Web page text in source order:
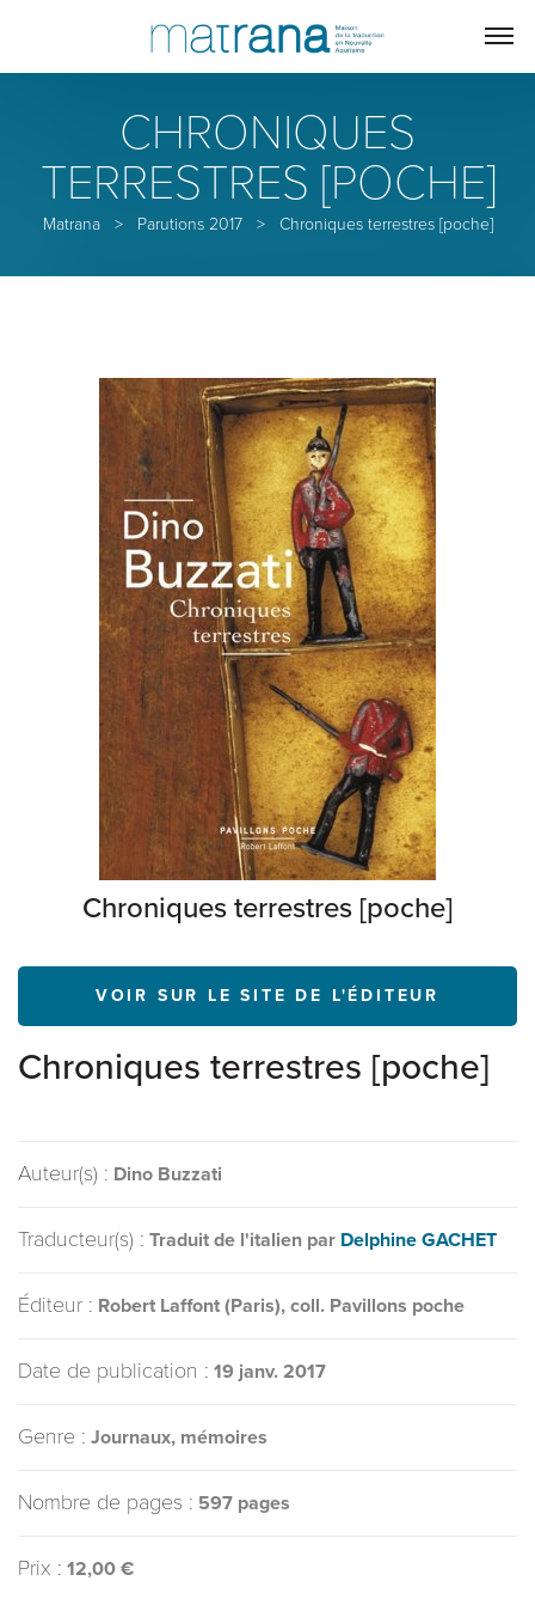
CHRONIQUES
TERRESTRES [POCHE]
Matrana> Parutions 2017 > Chroniques terrestres [poche]
Chroniques terrestres [poche]
VOIR SUR LE SITE DE L'ÉDITEUR
Chroniques terrestres [poche]
Auteur(s) : Dino Buzzati
Traducteur(s) : Traduit de l'italien par Delphine GACHET
Éditeur : Robert Laffont (Paris), coll. Pavillons poche
Date de publication : 19 janv. 2017
Genre : Journaux, mémoires
Nombre de pages : 597 pages
Prix : 12,00 €